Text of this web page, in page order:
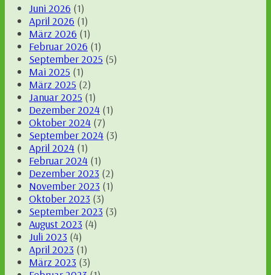
Juni 2026 (1)
April 2026 (1)
März 2026 (1)
Februar 2026 (1)
September 2025 (5)
Mai 2025 (1)
März 2025 (2)
Januar 2025 (1)
Dezember 2024 (1)
Oktober 2024 (7)
September 2024 (3)
April 2024 (1)
Februar 2024 (1)
Dezember 2023 (2)
November 2023 (1)
Oktober 2023 (3)
September 2023 (3)
August 2023 (4)
Juli 2023 (4)
April 2023 (1)
März 2023 (3)